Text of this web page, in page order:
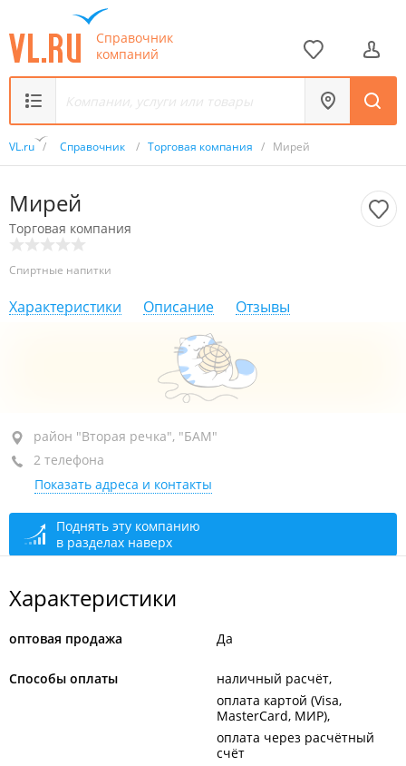
Справочник
компаний
VL.ru / Справочник / Торговая компания / Мирей
Мирей
Торговая компания
Спиртные напитки
Характеристики Описание Отзывы
район "Вторая речка", ул. Русская, 9Б
БЦ "Antenna Building", 5-й этаж, оф. 505, 507
сегодня закрыто
район "Вторая речка", "БАМ"
2 телефона
Показать адреса и контакты
Поднять эту компанию
в разделах наверх
Характеристики
оптовая продажа Да
Способы оплаты
наличный расчёт
оплата картой (Visa,
MasterCard, МИР)
оплата через расчётный
счёт